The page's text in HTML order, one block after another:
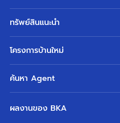
ทรัพย์สินแนะนำ
โครงการบ้านใหม่
ค้นหา Agent
ผลงานของ BKA